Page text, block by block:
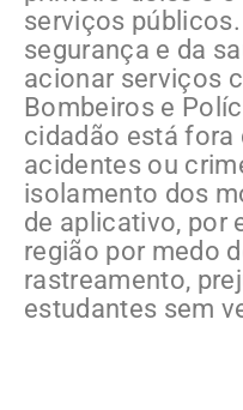
serviços
segurança e da
acionar serviços
Bombeiros e
cidadão está fora
acidentes ou
isolamento dos
de aplicativo, por
região por medo
rastreamento,
estudantes sem